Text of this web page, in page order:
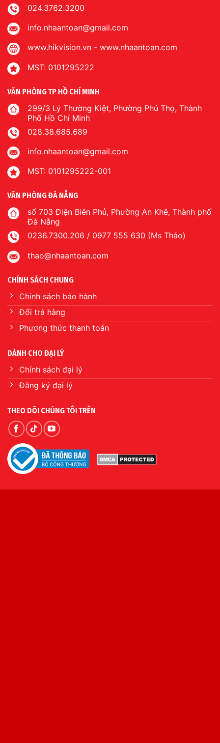
024.3762.3200
info.nhaantoan@gmail.com
www.hikvision.vn - www.nhaantoan.com
MST: 0101295222
VĂN PHÒNG TP HỒ CHÍ MINH
299/3 Lý Thường Kiệt, Phường Phú Thọ, Thành
Phố Hồ Chí Minh
028.38.685.689
info.nhaantoan@gmail.com
MST: 0101295222-001
VĂN PHÒNG ĐÀ NẴNG
số 703 Điện Biên Phủ, Phường An Khê, Thành phố
Đà Nẵng
0236.7300.206 / 0977 555 630 (Ms Thảo)
thao@nhaantoan.com
CHÍNH SÁCH CHUNG
Chính sách bảo hành
Đổi trả hàng
Phương thức thanh toán
DÀNH CHO ĐẠI LÝ
Chính sách đại lý
Đăng ký đại lý
THEO DÕI CHÚNG TÔI TRÊN